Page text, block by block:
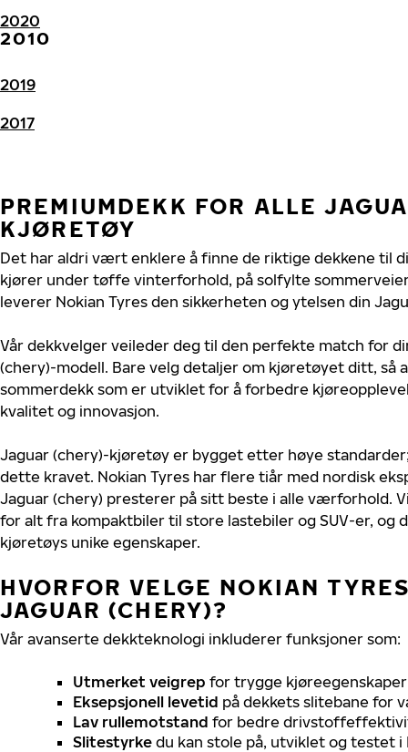
2020
2010
2019
2017
PREMIUMDEKK FOR ALLE
KJØRETØY
Det har aldri vært enklere å finne de riktige dekkene til
kjører under tøffe vinterforhold, på solfylte
leverer Nokian Tyres den sikkerheten og ytelsen din
Vår dekkvelger veileder deg til den perfekte match for
(chery)-modell. Bare velg detaljer om kjøretøyet ditt, så
sommerdekk som er utviklet for å forbedre
kvalitet og innovasjon.
Jaguar (chery)-kjøretøy er bygget etter høye
dette kravet. Nokian Tyres har flere tiår med nordisk
Jaguar (chery) presterer på sitt beste i alle værforhold.
for alt fra kompaktbiler til store lastebiler og SUV-er, og
kjøretøys unike egenskaper.
HVORFOR VELGE NOKIAN
JAGUAR (CHERY)?
Vår avanserte dekkteknologi inkluderer funksjoner som:
Utmerket veigrep for trygge
Eksepsjonell levetid på dekkets slitebane for
Lav rullemotstand for bedre
Slitestyrke du kan stole på, utviklet og testet i